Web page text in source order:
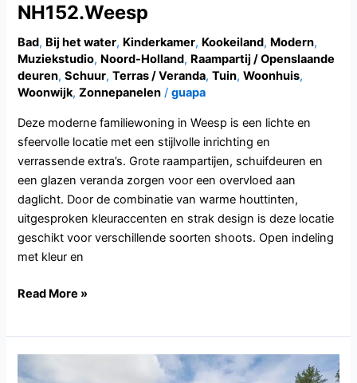
NH152.Weesp
Bad, Bij het water, Kinderkamer, Kookeiland, Modern,
Muziekstudio, Noord-Holland, Raampartij / Openslaande
deuren,Schuur,Terras / Veranda,Tuin,Woonhuis,
Woonwijk,Zonnepanelen /guapa
Deze moderne familiewoning in Weesp is een lichte en
sfeervolle locatie met een stijlvolle inrichting en
verrassende extra’s. Grote raampartijen, schuifdeuren en
een glazen veranda zorgen voor een overvloed aan
daglicht. Door de combinatie van warme houttinten,
uitgesproken kleuraccenten en strak design is deze locatie
geschikt voor verschillende soorten shoots. Open indeling
met kleur en
Read More »